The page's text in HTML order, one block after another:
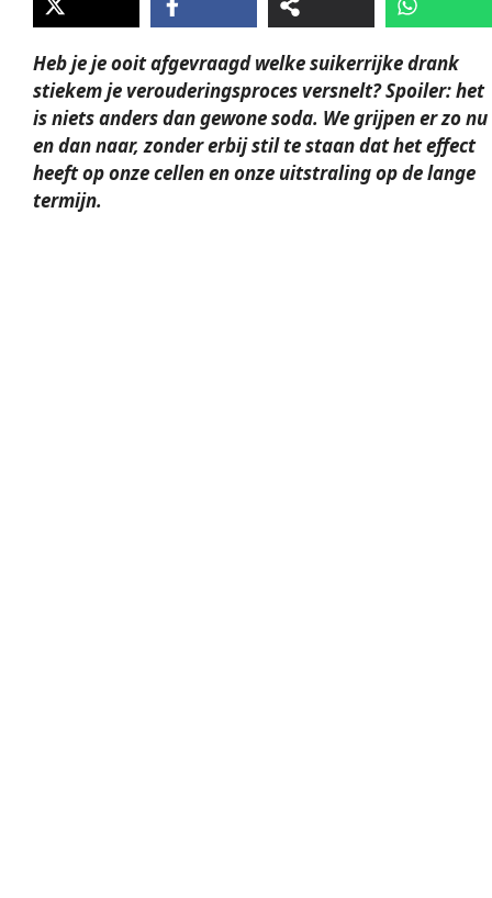
Heb je je ooit afgevraagd welke suikerrijke drank
stiekem je verouderingsproces versnelt? Spoiler: het
is niets anders dan gewone soda. We grijpen er zo nu
en dan naar, zonder erbij stil te staan dat het effect
heeft op onze cellen en onze uitstraling op de lange
termijn.